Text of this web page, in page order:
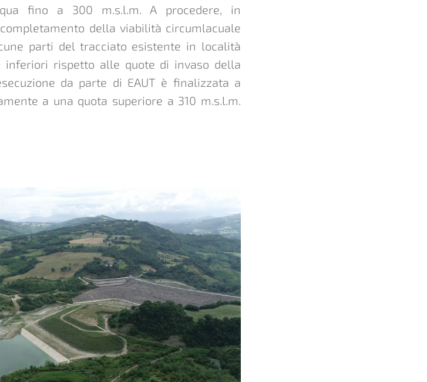
fino a 300 m.s.l.m. A procedere, in
della viabilità circumlacuale
parti del tracciato esistente in località
inferiori rispetto alle quote di invaso della
da parte di EAUT è finalizzata a
a una quota superiore a 310 m.s.l.m.